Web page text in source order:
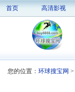
首页 高清影视
您的位置： 环球搜宝网 >